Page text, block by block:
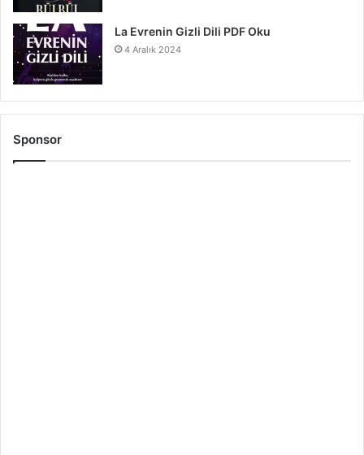
La Evrenin Gizli Dili PDF Oku
4 Aralık 2024
Sponsor